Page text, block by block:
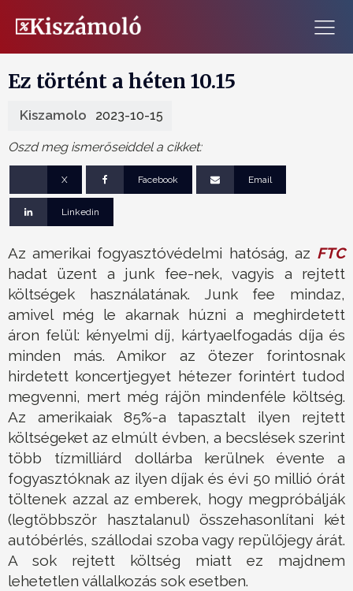
Ez történt a héten 10.15
Kiszamolo 2023-10-15
Oszd meg ismerőseiddel a cikket:
X Facebook Email
Linkedin
Az amerikai fogyasztóvédelmi hatóság, az FTC
hadat üzent a junk fee-nek, vagyis a rejtett
költségek használatának. Junk fee mindaz,
amivel még le akarnak húzni a meghirdetett
áron felül: kényelmi díj, kártyaelfogadás díja és
minden más. Amikor az ötezer forintosnak
hirdetett koncertjegyet hétezer forintért tudod
megvenni, mert még rájön mindenféle költség.
Az amerikaiak 85%-a tapasztalt ilyen rejtett
költségeket az elmúlt évben, a becslések szerint
több tízmilliárd dollárba kerülnek évente a
fogyasztóknak az ilyen díjak és évi 50 millió órát
töltenek azzal az emberek, hogy megpróbálják
(legtöbbször hasztalanul) összehasonlítani két
autóbérlés, szállodai szoba vagy repülőjegy árát.
A sok rejtett költség miatt ez majdnem
lehetetlen vállalkozás sok esetben.